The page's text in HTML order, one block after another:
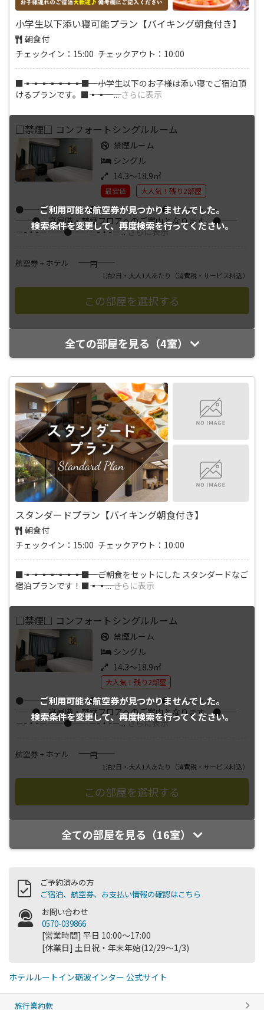
小学生以下添い寝可能プラン【バイキング朝食付き】
朝食付
チェックイン：15:00 チェックアウト：10:00
■―――▪―――▪―――▪―――▪―――▪―――▪―――▪―――■ 小学生以下のお子様は添い寝でご宿泊頂
けるプランです。■―――▪―――▪―...さらに表示
ご利用可能な航空券が見つかりませんでした。
検索条件を変更して、再度検索を行ってください。
□禁煙□ コンフォートシングルルーム
禁煙ルーム
シングル
14.3～18.9㎡
最安値 大人気！残り2部屋
●――－-・-－――●――－-・-－――●――－-・-－
――● 高層階・禁煙フロアへのご案内となります。●――
－-・-－――●――－-・-－...さらに表示
航空券 + ホテル ――――円
1泊2日・大人1人あたり （消費税・サービス料込）
全ての部屋を見る（4室）
スタンダードプラン【バイキング朝食付き】
朝食付
チェックイン：15:00 チェックアウト：10:00
■―――▪―――▪―――▪―――▪―――▪―――▪―――▪―――■ ご朝食をセットにした スタンダードなご
宿泊プランです！■―――▪―――▪...さらに表示
ご利用可能な航空券が見つかりませんでした。
検索条件を変更して、再度検索を行ってください。
□禁煙□ コンフォートシングルルーム
禁煙ルーム
シングル
14.3～18.9㎡
大人気！残り2部屋
●――－-・-－――●――－-・-－――●――－-・-－
――● 高層階・禁煙フロアへのご案内となります。●――
－-・-－――●――－-・-－...さらに表示
航空券 + ホテル ――――円
1泊2日・大人1人あたり （消費税・サービス料込）
全ての部屋を見る（16室）
ご予約済みの方
ご宿泊、航空券、お支払い情報の確認はこちら
お問い合わせ
0570-039866
[営業時間] 平日 10:00～17:00
[休業日] 土日祝・年末年始(12/29～1/3)
ホテルルートイン砺波インター 公式サイト
旅行業約款